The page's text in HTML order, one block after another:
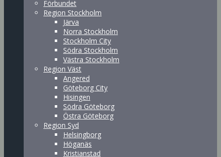
Förbundet
Region Stockholm
Järva
Norra Stockholm
Stockholm City
Södra Stockholm
Västra Stockholm
Region Väst
Angered
Göteborg City
Hisingen
Södra Göteborg
Östra Göteborg
Region Syd
Helsingborg
Höganäs
Kristianstad